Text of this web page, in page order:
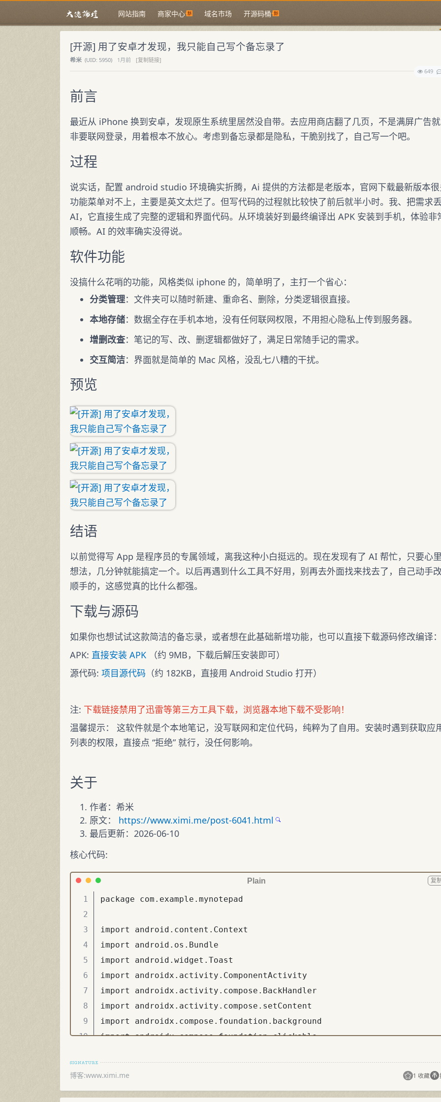
网站指南 商家中心 域名市场 开源码桶
[开源] 用了安卓才发现，我只能自己写个备忘录了
希米 (UID: 5950) 1月前
[复制链接]
649
前言
最近从 iPhone 换到安卓，发现原生系统里居然没自带。去应用商店翻了几页，不是满屏广告
非要联网登录，用着根本不放心。考虑到备忘录都是隐私，干脆别找了，自己写一个吧。
过程
说实话，配置 android studio 环境确实折腾，Ai 提供的方法都是老版本，官网下载最新版本
功能菜单对不上，主要是英文太烂了。但写代码的过程就比较快了前后就半小时。我、把需求
AI，它直接生成了完整的逻辑和界面代码。从环境装好到最终编译出 APK 安装到手机，体验非
顺畅。AI 的效率确实没得说。
软件功能
没搞什么花哨的功能，风格类似 iphone 的，简单明了，主打一个省心：
分类管理：文件夹可以随时新建、重命名、删除，分类逻辑很直接。
本地存储：数据全存在手机本地，没有任何联网权限，不用担心隐私上传到服务器。
增删改查：笔记的写、改、删逻辑都做好了，满足日常随手记的需求。
交互简洁：界面就是简单的 Mac 风格，没乱七八糟的干扰。
预览
结语
以前觉得写 App 是程序员的专属领域，离我这种小白挺远的。现在发现有了 AI 帮忙，只要心
想法，几分钟就能搞定一个。以后再遇到什么工具不好用，别再去外面找来找去了，自己动手
顺手的，这感觉真的比什么都强。
下载与源码
如果你也想试试这款简洁的备忘录，或者想在此基础新增功能，也可以直接下载源码修改编译
APK: 直接安装 APK （约 9MB，下载后解压安装即可）
源代码: 项目源代码 （约 182KB，直接用 Android Studio 打开）
注: 下载链接禁用了迅雷等第三方工具下载，浏览器本地下载不受影响！
温馨提示： 这软件就是个本地笔记，没写联网和定位代码，纯粹为了自用。安装时遇到获取应
列表的权限，直接点 “拒绝” 就行，没任何影响。
关于
作者：希米
原文： https://www.ximi.me/post-6041.html
最后更新：2026-06-10
核心代码:
package com.example.mynotepad

import android.content.Context
import android.os.Bundle
import android.widget.Toast
import androidx.activity.ComponentActivity
import androidx.activity.compose.BackHandler
import androidx.activity.compose.setContent
import androidx.compose.foundation.background
import androidx.compose.foundation.clickable
import androidx.compose.foundation.layout.*
import androidx.compose.foundation.lazy.LazyColumn
import androidx.compose.foundation.lazy.items
import androidx.compose.foundation.shape.RoundedCornerShape
import androidx.compose.material3.*
import androidx.compose.runtime.*
import androidx.compose.ui.Alignment
import androidx.compose.ui.Modifier
import androidx.compose.ui.graphics.Color
import androidx.compose.ui.platform.LocalContext
import androidx.compose.ui.text.font.FontWeight
import androidx.compose.ui.unit.dp
import androidx.compose.ui.unit.sp
import org.json.JSONArray
import org.json.JSONObject
import java.util.UUID

// --- 数据模型 ---
data class Note(val id: String = UUID.randomUUID().toString(), var title: String, var content: String)
// 这里的 val name 改成了 var name，以支持重命名
data class Folder(val id: String = UUID.randomUUID().toString(), var name: String, val notes: MutableList<Note> = mutableListOf())

// --- 导航屏幕状态 ---
sealed class Screen {
    object FolderList : Screen()
    data class NoteList(val folderId: String) : Screen()
    data class NoteEditor(val folderId: String, val noteId: String?) : Screen()
}

class MainActivity : ComponentActivity() {
    override fun onCreate(savedInstanceState: Bundle?) {
        super.onCreate(savedInstanceState)
        setContent {
            MaterialTheme(
                colorScheme = lightColorScheme(
                    primary = Color(0xFFEAA83A), // 经典 Mac 备忘录琥珀黄
                    background = Color(0xFFF6F5F0), // 仿纸质温暖灰白底色
                    surface = Color(0xFFFFFFFF)
                )
            ) {
                MacNotesApp()
            }
        }
    }
}

@OptIn(ExperimentalMaterial3Api::class)
@Composable
fun MacNotesApp() {
    val context = LocalContext.current
    var folders by remember { mutableStateOf(listOf<Folder>()) }
    var currentScreen by remember { mutableStateOf<Screen>(Screen.FolderList) }

    // 弹窗与状态控制
    var showFolderDialog by remember { mutableStateOf(false) }
    var newFolderName by remember { mutableStateOf("") }

    // 目录管理的全新状态
    var expandedMenuFolderId by remember { mutableStateOf<String?>(null) } // 控制哪个文件夹的下拉菜单展开
    var folderToEdit by remember { mutableStateOf<Folder?>(null) } // 当前选中的文件夹
    var showRenameDialog by remember { mutableStateOf(false) }
    var editFolderName by remember { mutableStateOf("") }
    var showDeleteDialog by remember { mutableStateOf(false) }

    // 初始化读取
    LaunchedEffect(Unit) {
        folders = loadDataFromLocal(context)
    }

    // 保存方法
    val saveToLocal = {
        saveDataToLocal(context, folders)
    }

    // 物理返回键接管
    BackHandler(enabled = currentScreen !is Screen.FolderList) {
        currentScreen = when (val screen = currentScreen) {
            is Screen.NoteList -> Screen.FolderList
            is Screen.NoteEditor -> Screen.NoteList(screen.folderId)
            else -> Screen.FolderList
        }
    }

    Scaffold(
        topBar = {
            TopAppBar(
                title = {
                    Text(
                        text = when (val screen = currentScreen) {
                            is Screen.FolderList -> "文件夹"
                            is Screen.NoteList -> folders.find { it.id == screen.folderId }?.name ?: "备忘录"
                            is Screen.NoteEditor -> "编辑备忘录"
                        },
                        fontWeight = FontWeight.Bold,
                        color = Color(0xFF333333)
                    )
                },
                navigationIcon = {
                    if (currentScreen !is Screen.FolderList) {
                        IconButton(onClick = {
                            currentScreen = when (val screen = currentScreen) {
                                is Screen.NoteList -> Screen.FolderList
                                is Screen.NoteEditor -> Screen.NoteList(screen.folderId)
                                else -> Screen.FolderList
                            }
                        }) {
                            Text("◀", color = Color(0xFFEAA83A), fontSize = 16.sp, fontWeight = FontWeight.Bold)
                        }
                    }
                },
                actions = {
                    // 如果处于已有备忘录的编辑页面，右上角显示“垃圾桶”按钮
                    if (currentScreen is Screen.NoteEditor) {
                        val editorScreen = currentScreen as Screen.NoteEditor
                        if (editorScreen.noteId != null) {
                            IconButton(onClick = {
                                val currentFolder = folders.find { it.id == editorScreen.folderId }
                                currentFolder?.notes?.removeIf { it.id == editorScreen.noteId }
                                saveToLocal()
                                Toast.makeText(context, "已删除备忘录", Toast.LENGTH_SHORT).show()
                                currentScreen = Screen.NoteList(editorScreen.folderId)
                            }) {
                                Text("🗑️", fontSize = 18.sp)
                            }
                        }
                    }
                },
                colors = TopAppBarDefaults.topAppBarColors(containerColor = Color(0xFFF6F5F0))
            )
        }
    ) { paddingValues ->
        Box(modifier = Modifier.padding(paddingValues).fillMaxSize().background(Color(0xFFF6F5F0))) {
            when (val screen = currentScreen) {
                // 1. 文件夹列表界面
                is Screen.FolderList -> {
                    Column(modifier = Modifier.fillMaxSize()) {
                        LazyColumn(modifier = Modifier.weight(1f).padding(horizontal = 16.dp)) {
                            items(folders) { folder ->
                                Card(
                                    modifier = Modifier.fillMaxWidth().padding(vertical = 6.dp).clickable {
                                        currentScreen = Screen.NoteList(folder.id)
                                    },
                                    colors = CardDefaults.cardColors(containerColor = Color.White),
                                    shape = RoundedCornerShape(10.dp)
                                ) {
                                    Row(
                                        modifier = Modifier.padding(vertical = 8.dp, horizontal = 16.dp),
                                        verticalAlignment = Alignment.CenterVertically
                                    ) {
                                        Text("📁", fontSize = 20.sp)
                                        Spacer(modifier = Modifier.width(12.dp))
                                        Text(text = folder.name, modifier = Modifier.weight(1f), fontSize = 16.sp, fontWeight = FontWeight.Medium)
                                        Text(text = "${folder.notes.size}", color = Color.Gray, fontSize = 14.sp)

                                        // 【新增功能】：目录的更多操作按钮（三个点）
                                        Box {
                                            IconButton(onClick = { expandedMenuFolderId = folder.id }) {
                                                Text("⋮", color = Color.Gray, fontSize = 20.sp, fontWeight = FontWeight.Bold)
                                            }
                                            DropdownMenu(
                                                expanded = expandedMenuFolderId == folder.id,
                                                onDismissRequest = { expandedMenuFolderId = null },
                                                modifier = Modifier.background(Color.White)
                                            ) {
                                                DropdownMenuItem(
                                                    text = { Text("📝 重命名") },
                                                    onClick = {
                                                        expandedMenuFolderId = null
                                                        folderToEdit = folder
                                                        editFolderName = folder.name
                                                        showRenameDialog = true
                                                    }
                                                )
                                                DropdownMenuItem(
                                                    text = { Text("🗑️ 删除", color = Color.Red) },
                                                    onClick = {
                                                        expandedMenuFolderId = null
                                                        folderToEdit = folder
                                                        showDeleteDialog = true
                                                    }
                                                )
                                            }
                                        }
                                    }
                                }
                            }
                        }
                        // 底部新建文件夹按钮
                        Button(
                            onClick = { showFolderDialog = true },
                            modifier = Modifier.fillMaxWidth().padding(16.dp),
                            colors = ButtonDefaults.buttonColors(containerColor = Color(0xFFEAA83A))
                        ) {
                            Text("新建文件夹", color = Color.White)
                        }
                    }
                }

                // 2. 指定文件夹内的记事列表界面
                is Screen.NoteList -> {
                    val currentFolder = folders.find { it.
Plain 复
博客:www.ximi.me 1 收藏